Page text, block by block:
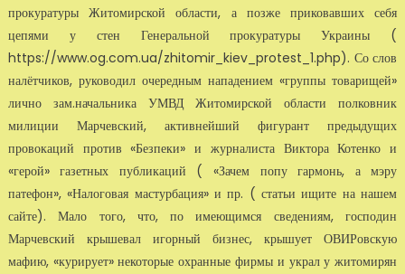
прокуратуры Житомирской области, а позже приковавших себя
цепями у стен Генеральной прокуратуры Украины (
https://www.og.com.ua/zhitomir_kiev_protest_1.php). Со слов
налётчиков, руководил очередным нападением «группы товарищей»
лично зам.начальника УМВД Житомирской области полковник
милиции Марчевский, активнейший фигурант предыдущих
провокаций против «Безпеки» и журналиста Виктора Котенко и
«герой» газетных публикаций ( «Зачем попу гармонь, а мэру
патефон», «Налоговая мастурбация» и пр. ( статьи ищите на нашем
сайте). Мало того, что, по имеющимся сведениям, господин
Марчевский крышевал игорный бизнес, крышует ОВИРовскую
мафию, «курирует» некоторые охранные фирмы и украл у житомирян